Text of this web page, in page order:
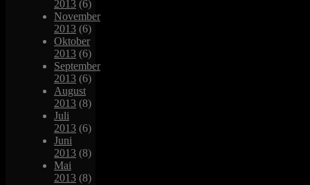
2013 (6)
November
2013 (6)
Oktober
2013 (6)
September
2013 (6)
August
2013 (8)
Juli
2013 (6)
Juni
2013 (8)
Mai
2013 (8)